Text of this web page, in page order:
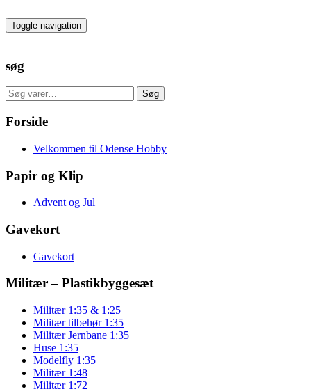
to
the
Toggle navigation
søg
Søg
efter:
Søg
Forside
Velkommen til Odense Hobby
Papir og Klip
Advent og Jul
Gavekort
Gavekort
Militær – Plastikbyggesæt
Militær 1:35 & 1:25
Militær tilbehør 1:35
Militær Jernbane 1:35
Huse 1:35
Modelfly 1:35
Militær 1:48
Militær 1:72